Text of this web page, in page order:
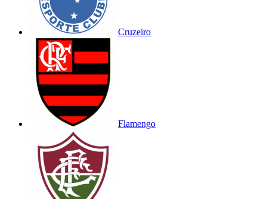
Cruzeiro
Flamengo